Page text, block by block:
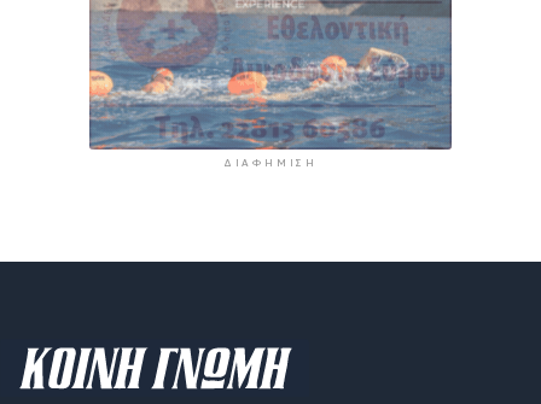
ΔΙΑΦΉΜΙΣΗ